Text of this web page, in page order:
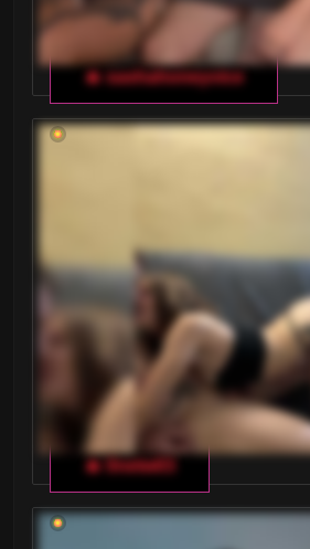
może przybierać różne formy i
mieszane reakcje. Warto
pozytywnym, jak i negatywnym
techniki, aby móc świadomie
internetowych znajomości.
WŁOSKICH CZATÓW DLA
Czy zastanawiałeś się kiedyś,
czaty dla dorosłych oferują różne
artykule przyjrzymy się
czatów dla dorosłych i dowiemy
interaktywne funkcje są tam
WYBIERZ WŁAŚCIWĄ
WŁOSKICH CZATÓW DLA
🔥 sashahoneyvice
🔥 0netw03